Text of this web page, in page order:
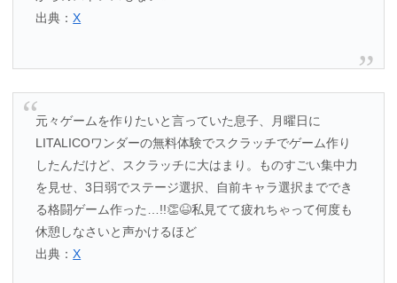
出典：X
元々ゲームを作りたいと言っていた息子、月曜日に
LITALICOワンダーの無料体験でスクラッチでゲーム作り
したんだけど、スクラッチに大はまり。ものすごい集中力
を見せ、3日弱でステージ選択、自前キャラ選択まででき
る格闘ゲーム作った…!!👏😆私見てて疲れちゃって何度も
休憩しなさいと声かけるほど
出典：X